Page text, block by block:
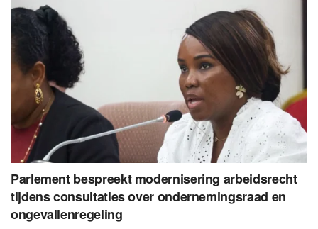
Parlement bespreekt modernisering arbeidsrecht
tijdens consultaties over ondernemingsraad en
ongevallenregeling